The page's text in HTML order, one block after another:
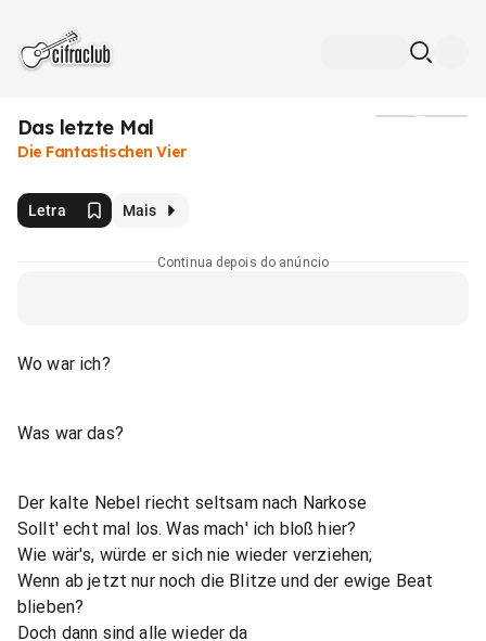
Das letzte Mal
Die Fantastischen Vier
Letra Mais
Continua depois do anúncio
Wo war ich?
Was war das?
Der kalte Nebel riecht seltsam nach Narkose
Sollt' echt mal los. Was mach' ich bloß hier?
Wie wär's, würde er sich nie wieder verziehen;
Wenn ab jetzt nur noch die Blitze und der ewige Beat
blieben?
Doch dann sind alle wieder da